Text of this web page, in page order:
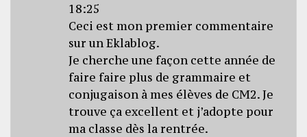
18:25
Ceci est mon premier commentaire
sur un Eklablog.
Je cherche une façon cette année de
faire faire plus de grammaire et
conjugaison à mes élèves de CM2. Je
trouve ça excellent et j’adopte pour
ma classe dès la rentrée.